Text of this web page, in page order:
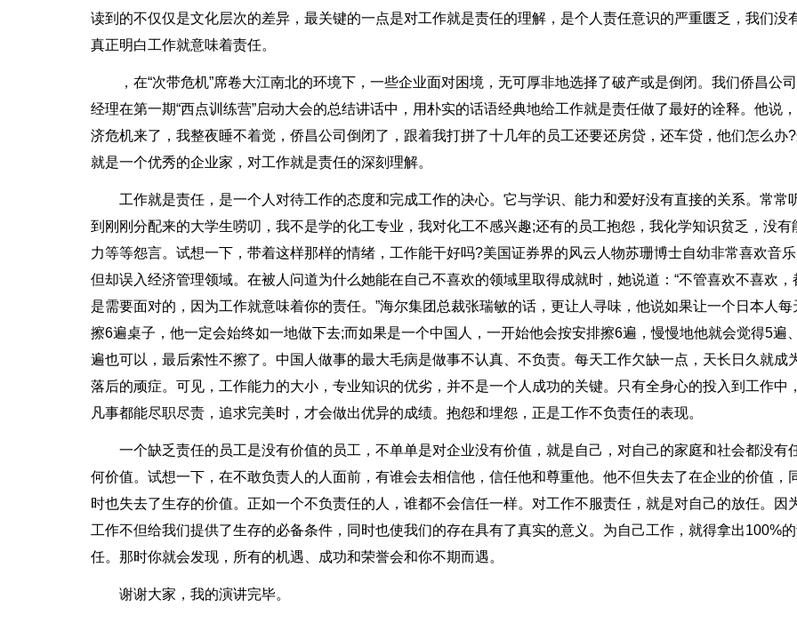
读到的不仅仅是文化层次的差异，最关键的一点是对工作就是责任的理解，是个人责任意识的严重匮乏，我们没
真正明白工作就意味着责任。
，在“次带危机”席卷大江南北的环境下，一些企业面对困境，无可厚非地选择了破产或是倒闭。我们侨昌公
经理在第一期“西点训练营”启动大会的总结讲话中，用朴实的话语经典地给工作就是责任做了最好的诠释。他说
济危机来了，我整夜睡不着觉，侨昌公司倒闭了，跟着我打拼了十几年的员工还要还房贷，还车贷，他们怎么办
就是一个优秀的企业家，对工作就是责任的深刻理解。
工作就是责任，是一个人对待工作的态度和完成工作的决心。它与学识、能力和爱好没有直接的关系。常常
到刚刚分配来的大学生唠叨，我不是学的化工专业，我对化工不感兴趣;还有的员工抱怨，我化学知识贫乏，没有
力等等怨言。试想一下，带着这样那样的情绪，工作能干好吗?美国证券界的风云人物苏珊博士自幼非常喜欢音乐
但却误入经济管理领域。在被人问道为什么她能在自己不喜欢的领域里取得成就时，她说道：“不管喜欢不喜欢，
是需要面对的，因为工作就意味着你的责任。”海尔集团总裁张瑞敏的话，更让人寻味，他说如果让一个日本人每
擦6遍桌子，他一定会始终如一地做下去;而如果是一个中国人，一开始他会按安排擦6遍，慢慢地他就会觉得5遍
遍也可以，最后索性不擦了。中国人做事的最大毛病是做事不认真、不负责。每天工作欠缺一点，天长日久就成
落后的顽症。可见，工作能力的大小，专业知识的优劣，并不是一个人成功的关键。只有全身心的投入到工作中，
凡事都能尽职尽责，追求完美时，才会做出优异的成绩。抱怨和埋怨，正是工作不负责任的表现。
一个缺乏责任的员工是没有价值的员工，不单单是对企业没有价值，就是自己，对自己的家庭和社会都没有
何价值。试想一下，在不敢负责人的人面前，有谁会去相信他，信任他和尊重他。他不但失去了在企业的价值，
时也失去了生存的价值。正如一个不负责任的人，谁都不会信任一样。对工作不服责任，就是对自己的放任。因
工作不但给我们提供了生存的必备条件，同时也使我们的存在具有了真实的意义。为自己工作，就得拿出100%
任。那时你就会发现，所有的机遇、成功和荣誉会和你不期而遇。
谢谢大家，我的演讲完毕。